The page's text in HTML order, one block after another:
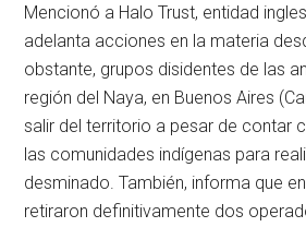
Mencionó a Halo Trust, entidad
adelanta acciones en la materia
obstante, grupos disidentes de las
región del Naya, en Buenos Aires
salir del territorio a pesar de contar
las comunidades indígenas para
desminado. También, informa que
retiraron definitivamente dos